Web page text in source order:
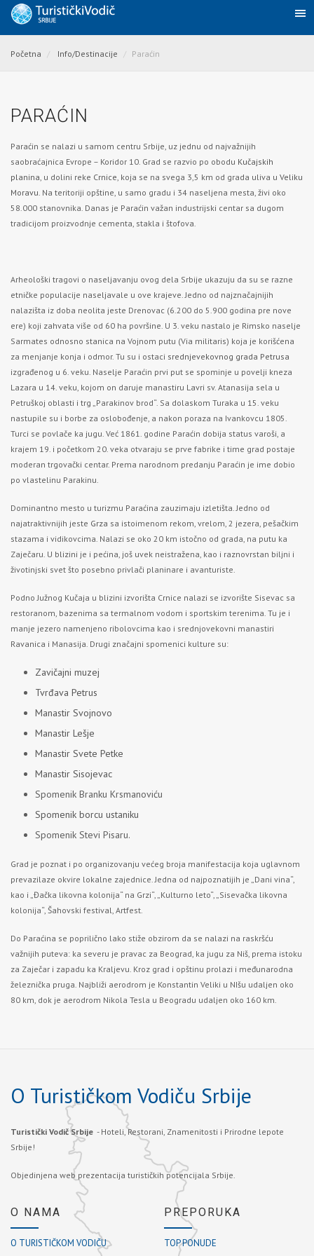
Početna Info/Destinacije Paraćin
PARAĆIN
Paraćin se nalazi u samom centru Srbije, uz jednu od najvažnijih
saobraćajnica Evrope – Koridor 10. Grad se razvio po obodu Kučajskih
planina, u dolini reke Crnice, koja se na svega 3,5 km od grada uliva u Veliku
Moravu. Na teritoriji opštine, u samo gradu i 34 naseljena mesta, živi oko
58.000 stanovnika. Danas je Paraćin važan industrijski centar sa dugom
tradicijom proizvodnje cementa, stakla i štofova.
Arheološki tragovi o naseljavanju ovog dela Srbije ukazuju da su se razne
etničke populacije naseljavale u ove krajeve. Jedno od najznačajnijih
nalazišta iz doba neolita jeste Drenovac (6.200 do 5.900 godina pre nove
ere) koji zahvata više od 60 ha površine. U 3. veku nastalo je Rimsko naselje
Sarmates odnosno stanica na Vojnom putu (Via militaris) koja je korišćena
za menjanje konja i odmor. Tu su i ostaci srednjevekovnog grada Petrusa
izgrađenog u 6. veku. Naselje Paraćin prvi put se spominje u povelji kneza
Lazara u 14. veku, kojom on daruje manastiru Lavri sv. Atanasija sela u
Petruškoj oblasti i trg „Parakinov brod“. Sa dolaskom Turaka u 15. veku
nastupile su i borbe za oslobođenje, a nakon poraza na Ivankovcu 1805.
Turci se povlače ka jugu. Već 1861. godine Paraćin dobija status varoši, a
krajem 19. i početkom 20. veka otvaraju se prve fabrike i time grad postaje
moderan trgovački centar. Prema narodnom predanju Paraćin je ime dobio
po vlastelinu Parakinu.
Dominantno mesto u turizmu Paraćina zauzimaju izletišta. Jedno od
najatraktivnijih jeste Grza sa istoimenom rekom, vrelom, 2 jezera, pešačkim
stazama i vidikovcima. Nalazi se oko 20 km istočno od grada, na putu ka
Zaječaru. U blizini je i pećina, još uvek neistražena, kao i raznovrstan biljni i
životinjski svet što posebno privlači planinare i avanturiste.
Podno Južnog Kučaja u blizini izvorišta Crnice nalazi se izvorište Sisevac sa
restoranom, bazenima sa termalnom vodom i sportskim terenima. Tu je i
manje jezero namenjeno ribolovcima kao i srednjovekovni manastiri
Ravanica i Manasija. Drugi značajni spomenici kulture su:
Zavičajni muzej
Tvrđava Petrus
Manastir Svojnovo
Manastir Lešje
Manastir Svete Petke
Manastir Sisojevac
Spomenik Branku Krsmanoviću
Spomenik borcu ustaniku
Spomenik Stevi Pisaru.
Grad je poznat i po organizovanju većeg broja manifestacija koja uglavnom
prevazilaze okvire lokalne zajednice. Jedna od najpoznatijih je „Dani vina“,
kao i „Đačka likovna kolonija“ na Grzi“, „Kulturno leto“, „Sisevačka likovna
kolonija“, Šahovski festival, Artfest.
Do Paraćina se poprilično lako stiže obzirom da se nalazi na raskršću
važnijih puteva: ka severu je pravac za Beograd, ka jugu za Niš, prema istoku
za Zaječar i zapadu ka Kraljevu. Kroz grad i opštinu prolazi i međunarodna
železnička pruga. Najbliži aerodrom je Konstantin Veliki u NIšu udaljen oko
80 km, dok je aerodrom Nikola Tesla u Beogradu udaljen oko 160 km.
O Turističkom Vodiču Srbije
Turistički Vodič Srbije - Hoteli, Restorani, Znamenitosti i Prirodne lepote
Srbije!
Objedinjena web prezentacija turističkih potencijala Srbije.
O NAMA
O TURISTIČKOM VODIČU
PREPORUKA
TOP PONUDE